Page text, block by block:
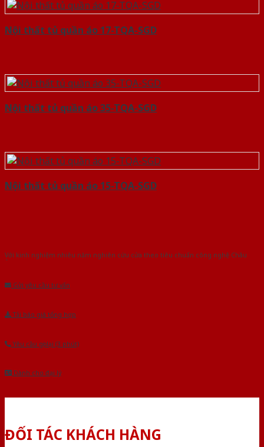
Nội thất tủ quần áo 17-TQA-SGD
Nội thất tủ quần áo 35-TQA-SGD
Nội thất tủ quần áo 15-TQA-SGD
Với kinh nghiệm nhiêu năm nghiên cứu cửa theo tiêu chuẩn công nghệ Châu
Gửi yêu cầu tư vấn
Tải báo giá tổng hợp
Yêu cầu gọi lại (3 phút)
Dành cho đại lý
ĐỐI TÁC KHÁCH HÀNG